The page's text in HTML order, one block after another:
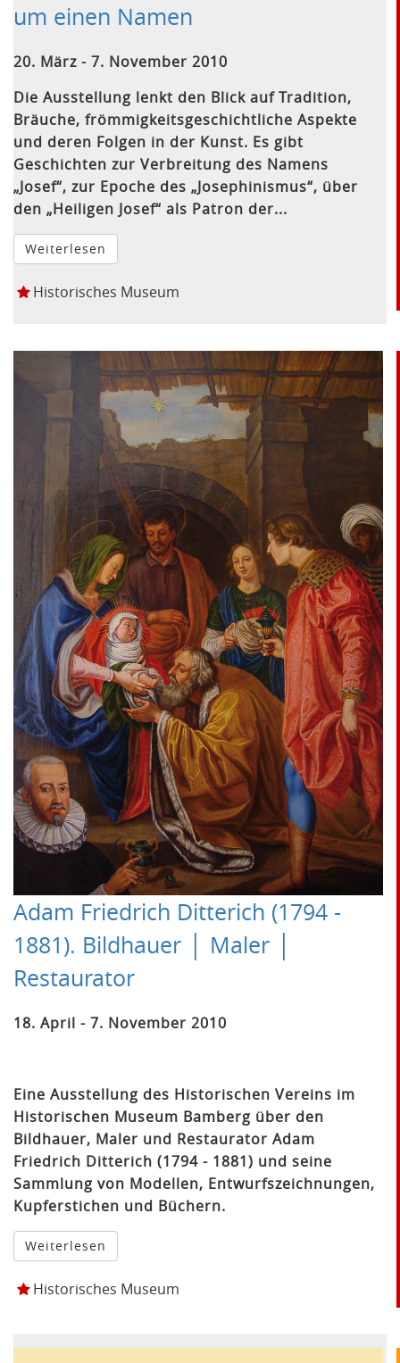
um einen Namen
20. März - 7. November 2010
Die Ausstellung lenkt den Blick auf Tradition,
Bräuche, frömmigkeitsgeschichtliche Aspekte
und deren Folgen in der Kunst. Es gibt
Geschichten zur Verbreitung des Namens
„Josef“, zur Epoche des „Josephinismus“, über
den „Heiligen Josef“ als Patron der...
Weiterlesen
Historisches Museum
Adam Friedrich Ditterich (1794 -
1881). Bildhauer │ Maler │
Restaurator
18. April - 7. November 2010
Eine Ausstellung des Historischen Vereins im
Historischen Museum Bamberg über den
Bildhauer, Maler und Restaurator Adam
Friedrich Ditterich (1794 - 1881) und seine
Sammlung von Modellen, Entwurfszeichnungen,
Kupferstichen und Büchern.
Weiterlesen
Historisches Museum